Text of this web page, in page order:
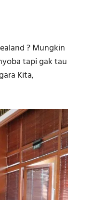
? Mungkin
tapi gak tau
Kita,